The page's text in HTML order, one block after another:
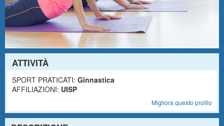
ATTIVITÀ
SPORT PRATICATI: Ginnastica
AFFILIAZIONI: UISP
Migliora questo profilo